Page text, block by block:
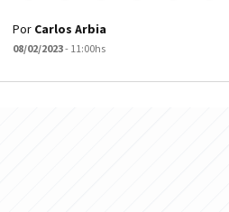
Por Carlos Arbia
08/02/2023- 11:00hs